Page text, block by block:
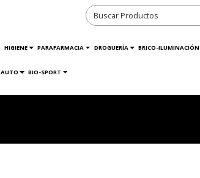
HIGIENE PARAFARMACIA DROGUERÍA BRICO-ILUMINACIÓN
AUTO BIO-SPORT